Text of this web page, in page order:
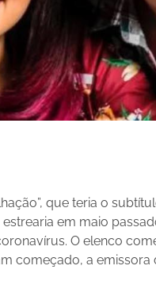
que teria o
estrearia em maio
O elenco
começado, a emissora